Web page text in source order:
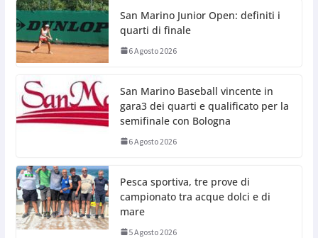
San Marino Junior Open: definiti i
quarti di finale
6 Agosto 2026
San Marino Baseball vincente in
gara3 dei quarti e qualificato per la
semifinale con Bologna
6 Agosto 2026
Pesca sportiva, tre prove di
campionato tra acque dolci e di
mare
5 Agosto 2026